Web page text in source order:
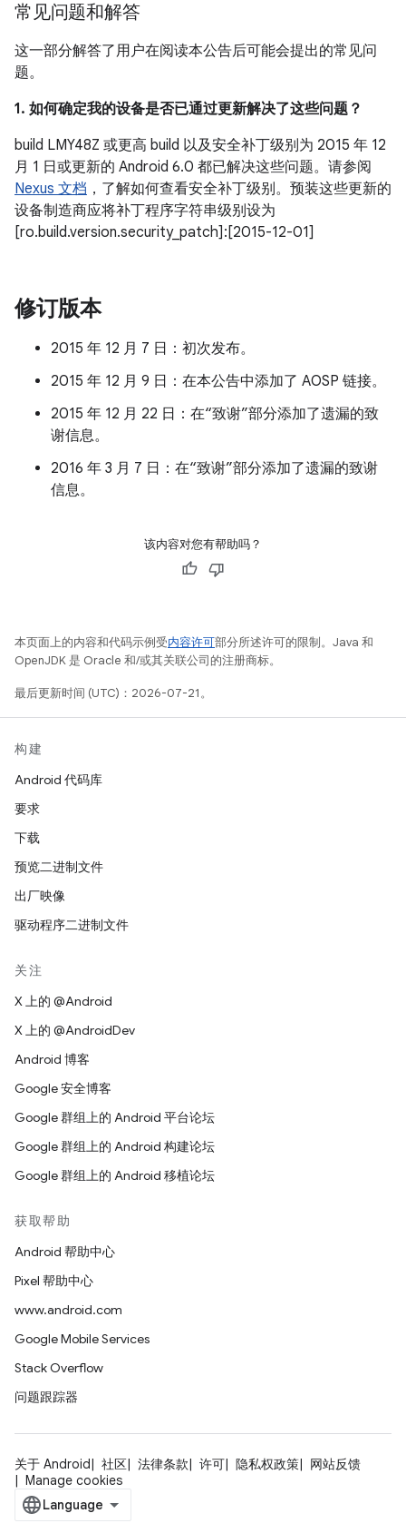
常见问题和解答
这一部分解答了用户在阅读本公告后可能会提出的常见问
题。
1. 如何确定我的设备是否已通过更新解决了这些问题？
build LMY48Z 或更高 build 以及安全补丁级别为 2015 年 12
月 1 日或更新的 Android 6.0 都已解决这些问题。请参阅
Nexus 文档 ，了解如何查看安全补丁级别。预装这些更新的
设备制造商应将补丁程序字符串级别设为
[ro.build.version.security_patch]:[2015-12-01]
修订版本
2015 年 12 月 7 日：初次发布。
2015 年 12 月 9 日：在本公告中添加了 AOSP 链接。
2015 年 12 月 22 日：在“致谢”部分添加了遗漏的致
谢信息。
2016 年 3 月 7 日：在“致谢”部分添加了遗漏的致谢
信息。
该内容对您有帮助吗？
本页面上的内容和代码示例受内容许可部分所述许可的限制。Java 和
OpenJDK 是 Oracle 和/或其关联公司的注册商标。
最后更新时间 (UTC)：2026-07-21。
构建
Android 代码库
要求
下载
预览二进制文件
出厂映像
驱动程序二进制文件
关注
X 上的 @Android
X 上的 @AndroidDev
Android 博客
Google 安全博客
Google 群组上的 Android 平台论坛
Google 群组上的 Android 构建论坛
Google 群组上的 Android 移植论坛
获取帮助
Android 帮助中心
Pixel 帮助中心
www.android.com
Google Mobile Services
Stack Overflow
问题跟踪器
关于 Android 社区 法律条款 许可 隐私权政策
网站反馈
Manage cookies